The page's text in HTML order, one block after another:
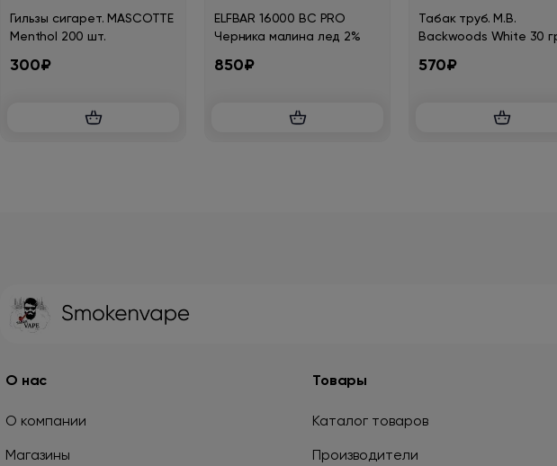
Гильзы сигарет. MASCOTTE
Menthol 200 шт.
300₽
ELFBAR 16000 BC PRO
Черника малина лед 2%
850₽
Табак труб. M.B.
Backwoods White 30
570₽
О нас
О компании
Магазины
Товары
Каталог товаров
Производители